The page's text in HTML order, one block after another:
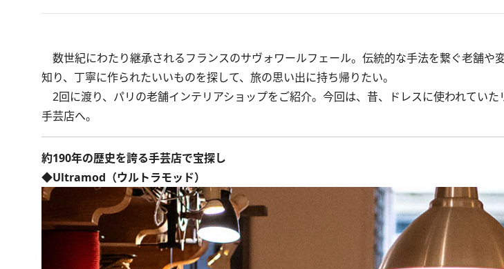
数世紀にわたり継承されるフランスのサヴォワールフェール。伝統的な手法を繋ぐ老舗や
知り、丁寧に作られたいいものを探して、旅の思い出に持ち帰りたい。
2回に渡り、パリの老舗インテリアショップをご紹介。今回は、昔、ドレスに使われてい
手芸店へ。
約190年の歴史を誇る手芸店で宝探し
◆Ultramod（ウルトラモッド）